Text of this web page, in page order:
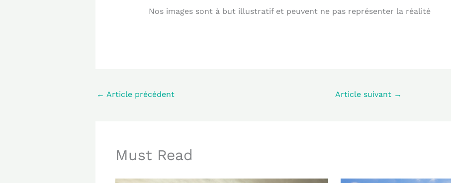
Nos images sont à but illustratif et peuvent ne pas représenter la réalité
← Article précédent Article suivant →
Must Read